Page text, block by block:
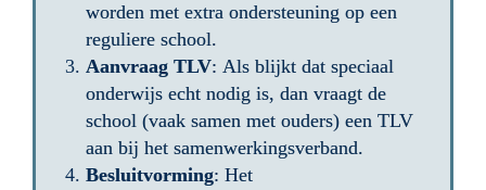
worden met extra ondersteuning op een
reguliere school.
Aanvraag TLV: Als blijkt dat speciaal
onderwijs echt nodig is, dan vraagt de
school (vaak samen met ouders) een TLV
aan bij het samenwerkingsverband.
Besluitvorming: Het